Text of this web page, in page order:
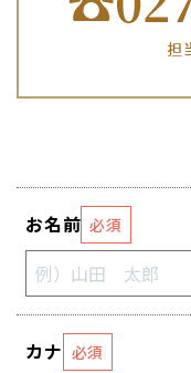
お名前 必須
カナ 必須